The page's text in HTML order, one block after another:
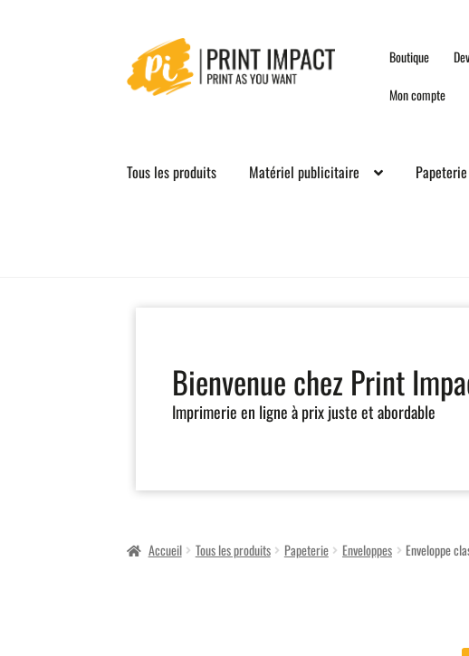
Skip
to
navigation
Skip
to
content
Boutique
Mon compte
Tous les produits Matériel publicitaire Papeterie
Bienvenue chez Print
Imprimerie en ligne à prix juste et abordable
Accueil Tous les produits Papeterie Enveloppes Enveloppe